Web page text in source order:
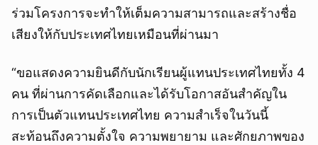
ร่วมโครงการจะทำให้เต็มความสามารถและสร้างชื่อ
เสียงให้กับประเทศไทยเหมือนที่ผ่านมา
“ขอแสดงความยินดีกับนักเรียนผู้แทนประเทศไทยทั้ง 4
คน ที่ผ่านการคัดเลือกและได้รับโอกาสอันสำคัญใน
การเป็นตัวแทนประเทศไทย ความสำเร็จในวันนี้
สะท้อนถึงความตั้งใจ ความพยายาม และศักยภาพของ